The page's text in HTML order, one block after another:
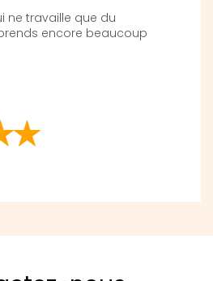
ne travaille que du
encore beaucoup